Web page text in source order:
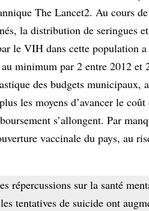
The Lancet2. Au cours
la distribution de seringues
le VIH dans cette population
minimum par 2 entre 2012
des budgets
les moyens d’avancer le
s’allongent. Par
vaccinale du pays, au
répercussions sur la santé
tentatives de suicide ont